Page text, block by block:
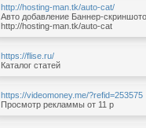
http://hosting-man.tk/auto-cat/
Авто добавление Баннер-
http://hosting-man.tk/auto-cat
https://flise.ru/
Каталог статей
https://videomoney.me/?refid=253575
Просмотр рекламмы от 11 р